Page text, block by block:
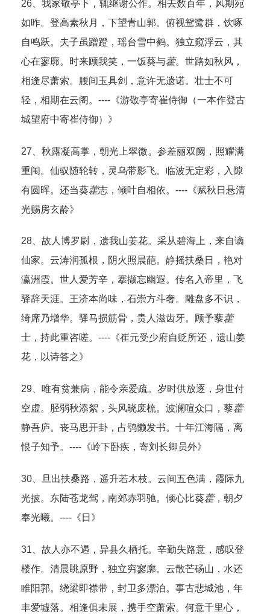
26、我家敬亭下，辄继谢公作。相去数百年，风期宛
如昨。登高素秋月，下望青山郭。俯视鸳鹭群，饮啄
自鸣跃。夫子虽蹭蹬，瑶台雪中鹤。独立窥浮云，其
心在寥廓。时来顾我笑，一饭葵与藿。世路如秋风，
相逢尽萧索。腰间玉具剑，意许无遗诺。壮士不可
轻，相期在云阁。----《游敬亭寄崔侍御（一本作登古
城望府中寄崔侍御）》
27、秋露凝高掌，朝光上翠微。参差丽双阙，照耀满
重闱。仙驭随轮转，灵乌带影飞。临波无定彩，入隙
有圆晖。还当葵藿志，倾叶自相依。----《赋秋日悬清
光赐房玄龄》
28、故人博罗尉，遗我山姜花。采从碧海上，来自谪
仙家。云涛润孤根，阴火照晨葩。静摇扶桑日，艳对
瀛洲霞。世人爱芳辛，搴撷忘幽遐。传名入帝里，飞
驿辞天涯。王济本尚味，石崇方斗奢。雕盘多不识，
绮席乃增华。驿马损筋骨，贵人滋齿牙。顾予藜藿
士，持此重咨嗟。----《崔元受少府自贬所还，遗山姜
花，以诗答之》
29、唯有贫兼病，能令亲爱疏。岁时供放逐，身世付
空虚。胫弱秋添絮，头风晓废梳。波澜喧众口，藜藿
静吾庐。丧马思开卦，占鸮懒发书。十年江海隔，离
恨子知予。----《岭下卧疾，寄刘长卿员外》
30、旦出扶桑路，遥升若木枝。云间五色满，霞际九
光披。东陆苍龙驾，南郊赤羽驰。倾心比葵藿，朝夕
奉光曦。----《日》
31、故人亦不遇，异县久栖托。辛勤失路意，感叹登
楼作。清晨眺原野，独立穷寥廓。云散芒砀山，水还
睢阳郭。绕梁即襟带，封卫多漂泊。事古悲城池，年
丰爱墟落。相逢俱未展，携手空萧索。何意千里心，